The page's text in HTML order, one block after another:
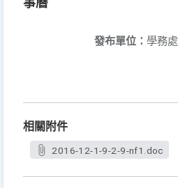
發布單位： 學務處
相關附件
2016-12-1-9-2-9-nf1.doc